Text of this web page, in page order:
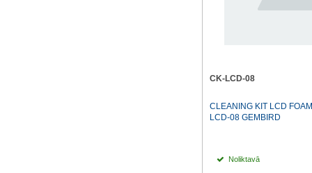
CK-LCD-08
CLEANING KIT LCD
LCD-08 GEMBIRD
Noliktavā